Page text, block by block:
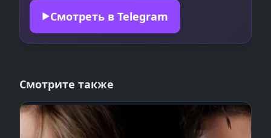
▶Смотреть в Telegram
Смотрите также